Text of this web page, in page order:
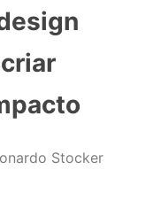
Stocker